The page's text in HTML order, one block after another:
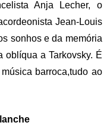
Anja Lecher, o
Jean-Louis
sonhos e da memória
oblíqua a Tarkovsky. É
barroca,tudo ao